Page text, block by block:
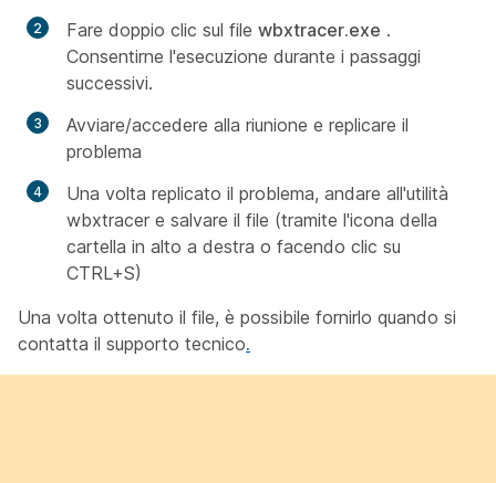
Fare doppio clic sul file wbxtracer.exe .
Consentirne l'esecuzione durante i passaggi
successivi.
Avviare/accedere alla riunione e replicare il
problema
Una volta replicato il problema, andare all'utilità
wbxtracer e salvare il file (tramite l'icona della
cartella in alto a destra o facendo clic su
CTRL+S)
Una volta ottenuto il file, è possibile fornirlo quando si
contatta il supporto tecnico.